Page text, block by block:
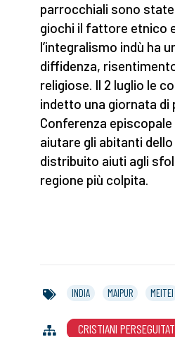
parrocchiali sono
giochi il fattore etnico
l’integralismo indù ha
diffidenza,
religiose. Il 2 luglio le
indetto una giornata di
Conferenza
aiutare gli abitanti
distribuito aiuti agli
regione più colpita.
INDIA MAIPUR MEITEI
CRISTIANI